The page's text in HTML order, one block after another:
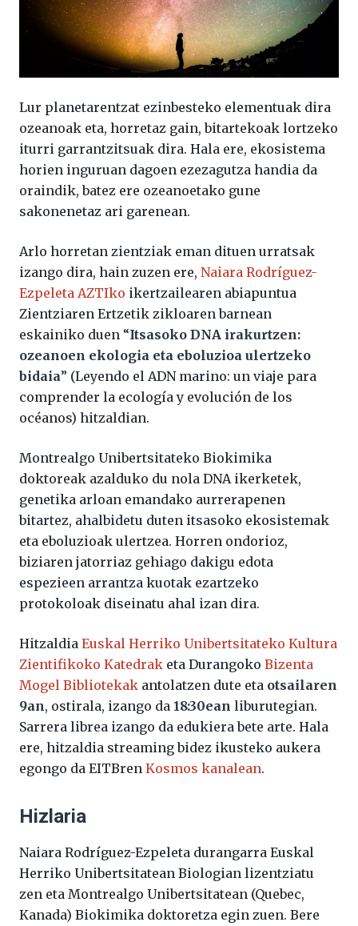
Lur planetarentzat ezinbesteko elementuak dira
ozeanoak eta, horretaz gain, bitartekoak lortzeko
iturri garrantzitsuak dira. Hala ere, ekosistema
horien inguruan dagoen ezezagutza handia da
oraindik, batez ere ozeanoetako gune
sakonenetaz ari garenean.
Arlo horretan zientziak eman dituen urratsak
izango dira, hain zuzen ere, Naiara Rodríguez-
Ezpeleta AZTIko ikertzailearen abiapuntua
Zientziaren Ertzetik zikloaren barnean
eskainiko duen “Itsasoko DNA irakurtzen:
ozeanoen ekologia eta eboluzioa ulertzeko
bidaia” (Leyendo el ADN marino: un viaje para
comprender la ecología y evolución de los
océanos) hitzaldian.
Montrealgo Unibertsitateko Biokimika
doktoreak azalduko du nola DNA ikerketek,
genetika arloan emandako aurrerapenen
bitartez, ahalbidetu duten itsasoko ekosistemak
eta eboluzioak ulertzea. Horren ondorioz,
biziaren jatorriaz gehiago dakigu edota
espezieen arrantza kuotak ezartzeko
protokoloak diseinatu ahal izan dira.
Hitzaldia Euskal Herriko Unibertsitateko Kultura
Zientifikoko Katedrak eta Durangoko Bizenta
Mogel Bibliotekak antolatzen dute eta otsailaren
9an, ostirala, izango da 18:30ean liburutegian.
Sarrera librea izango da edukiera bete arte. Hala
ere, hitzaldia streaming bidez ikusteko aukera
egongo da EITBren Kosmos kanalean.
Hizlaria
Naiara Rodríguez-Ezpeleta durangarra Euskal
Herriko Unibertsitatean Biologian lizentziatu
zen eta Montrealgo Unibertsitatean (Quebec,
Kanada) Biokimika doktoretza egin zuen. Bere